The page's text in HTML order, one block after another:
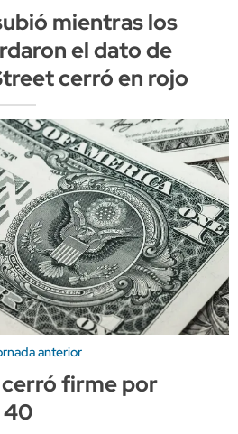
mientras los
el dato de
cerró en rojo
anterior
firme por
40